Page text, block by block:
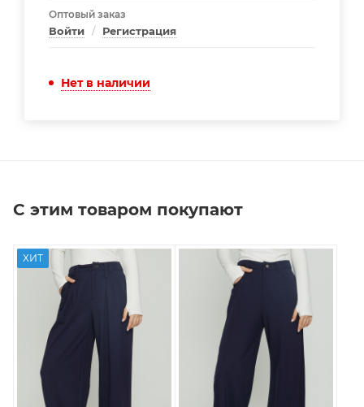
Оптовый заказ
Войти / Регистрация
Нет в наличии
С этим товаром покупают
ХИТ